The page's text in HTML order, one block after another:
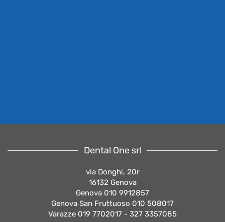
Dental One srl
via Donghi, 20r
16132 Genova
Genova 010 9912857
Genova San Fruttuoso 010 508017
Varazze 019 7702017 - 327 3357085